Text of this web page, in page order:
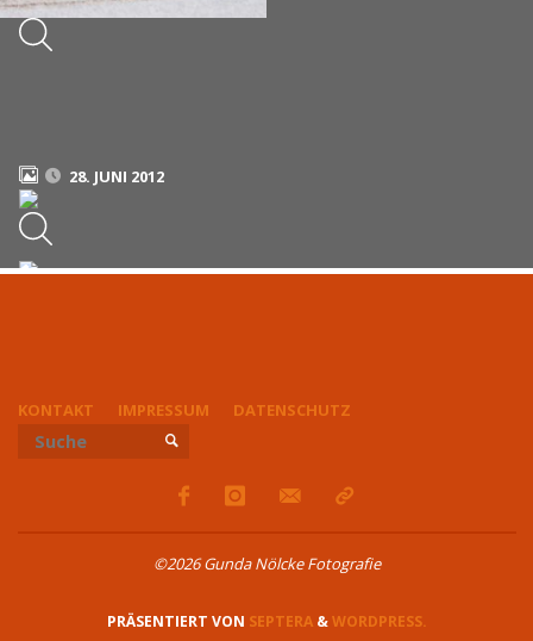
28. JUNI 2012
KONTAKT IMPRESSUM DATENSCHUTZ
SUCHE
©2026 Gunda Nölcke Fotografie
PRÄSENTIERT VON SEPTERA&WORDPRESS.